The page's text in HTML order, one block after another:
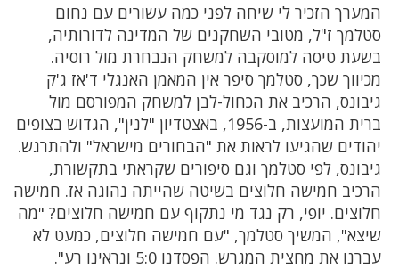
המערך הזכיר לי שיחה לפני כמה עשורים עם נחום
סטלמך ז"ל, מטובי השחקנים של המדינה לדורותיה,
בשעת טיסה למוסקבה למשחק הנבחרת מול רוסיה.
מכיווך שכך, סטלמך סיפר אין המאמן האנגלי ד'אז ג'ק
גיבונס, הרכיב את הכחול-לבן למשחק המפורסם מול
ברית המועצות, ב-1956, באצטדיון "לנין", הגדוש בצופים
יהודים שהגיעו לראות את "הבחורים מישראל" ולהתרגש.
גיבונס, לפי סטלמך וגם סיפורים שקראתי בתקשורת,
הרכיב חמישה חלוצים בשיטה שהייתה נהוגה אז. חמישה
חלוצים. יופי, רק נגד מי נתקוף עם חמישה חלוצים? "מה
שיצא", המשיך סטלמך, "עם חמישה חלוצים, כמעט לא
עברנו את מחצית המגרש. הפסדנו 5:0 ונראינו רע".